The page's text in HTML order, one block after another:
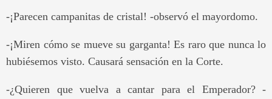
-¡Parecen campanitas de cristal! -observó el mayordomo.
-¡Miren cómo se mueve su garganta! Es raro que nunca lo
hubiésemos visto. Causará sensación en la Corte.
-¿Quieren que vuelva a cantar para el Emperador? -